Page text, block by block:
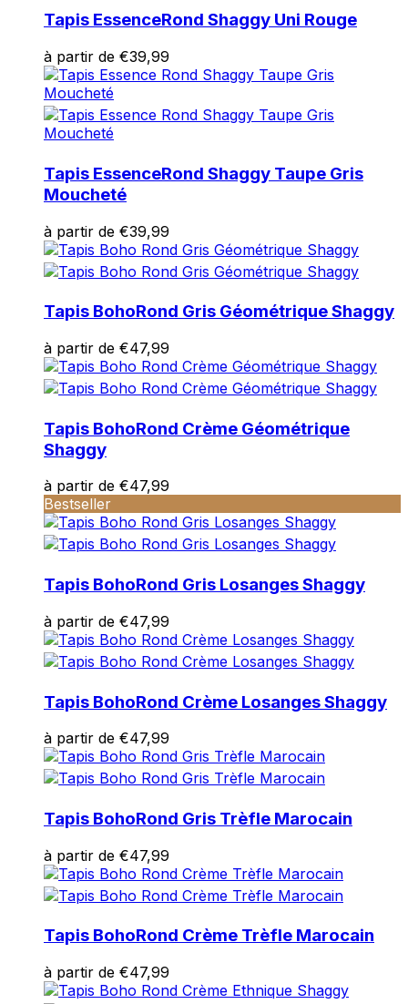
Tapis EssenceRond Shaggy Uni Rouge
à partir de €39,99
Tapis EssenceRond Shaggy Taupe Gris
Moucheté
à partir de €39,99
Tapis BohoRond Gris Géométrique Shaggy
à partir de €47,99
Tapis BohoRond Crème Géométrique
Shaggy
à partir de €47,99
Bestseller
Tapis BohoRond Gris Losanges Shaggy
à partir de €47,99
Tapis BohoRond Crème Losanges Shaggy
à partir de €47,99
Tapis BohoRond Gris Trèfle Marocain
à partir de €47,99
Tapis BohoRond Crème Trèfle Marocain
à partir de €47,99